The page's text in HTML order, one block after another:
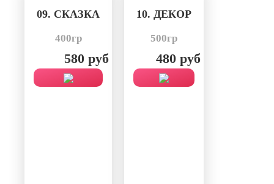
09. СКАЗКА
400гр
580 руб
10. ДЕКОР
500гр
480 руб